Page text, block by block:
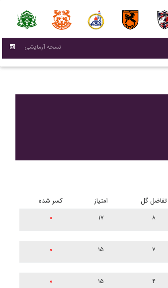
نسحه آزمایشی
تفاضل گل امتیاز کسر شده
۸ ۱۷ ۰
۷ ۱۵ ۰
۴ ۱۵ ۰